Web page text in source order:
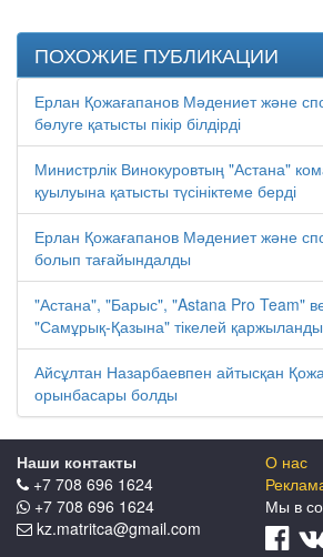
ПОХОЖИЕ ПУБЛИКАЦИИ
Ерлан Қожағапанов Мәдениет және
бөлуге қатысты пікір білдірді
Министрлік Винокуровтың "Астана"
қуылуына қатысты түсініктеме берді
Ерлан Қожағапанов Мәдениет және
болып тағайындалды
"Астана", "Барыс", "Astana Pro Team"
"Самұрық-Қазына" тікелей
Айсұлтан Назарбаевпен айтысқан
орынбасары болды
Наши контакты
+7 708 696 1624
+7 708 696 1624
kz.matritca@gmail.com
О нас
Мы в